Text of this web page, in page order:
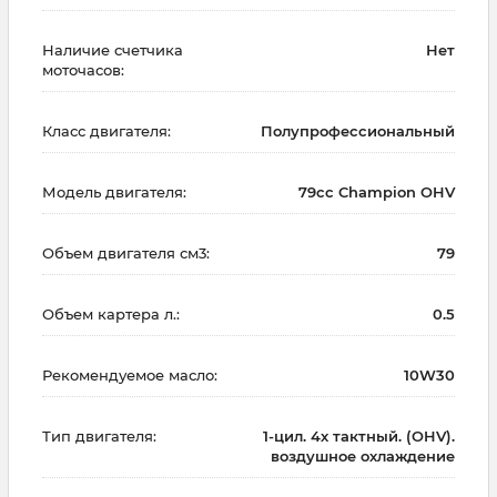
Наличие счетчика
моточасов:
Нет
Класс двигателя: Полупрофессиональный
Модель двигателя: 79cc Champion OHV
Объем двигателя см3: 79
Объем картера л.: 0.5
Рекомендуемое масло: 10W30
Тип двигателя:
1-цил. 4х тактный. (OHV).
воздушное охлаждение